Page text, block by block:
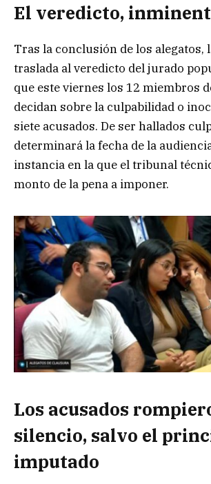
El veredicto,
Tras la conclusión de los alegatos,
traslada al veredicto del jurado
que este viernes los 12 miembros
decidan sobre la culpabilidad o
siete acusados. De ser hallados
determinará la fecha de la
instancia en la que el tribunal
monto de la pena a imponer.
Los acusados
silencio, salvo el
imputado